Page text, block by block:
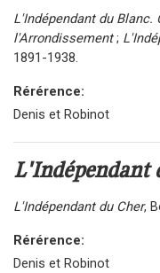
L'Indépendant du Blanc.
l'Arrondissement;
1891-1938.
Rérérence:
Denis et Robinot
L'Indépendant
L'Indépendant du Cher,
Rérérence:
Denis et Robinot